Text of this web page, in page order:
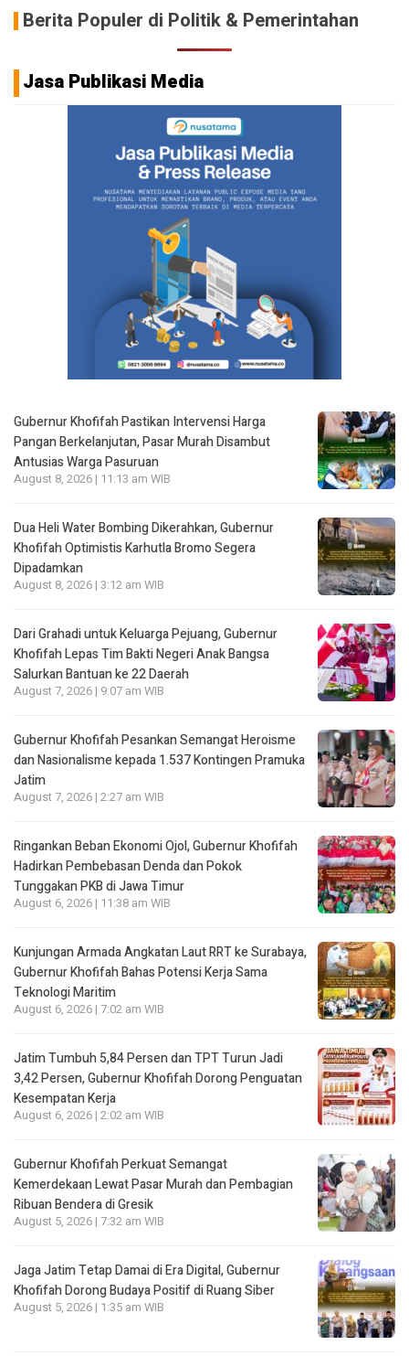
Berita Populer di Politik & Pemerintahan
Jasa Publikasi Media
Gubernur Khofifah Pastikan Intervensi Harga
Pangan Berkelanjutan, Pasar Murah Disambut
Antusias Warga Pasuruan
August 8, 2026 | 11:13 am WIB
Dua Heli Water Bombing Dikerahkan, Gubernur
Khofifah Optimistis Karhutla Bromo Segera
Dipadamkan
August 8, 2026 | 3:12 am WIB
Dari Grahadi untuk Keluarga Pejuang, Gubernur
Khofifah Lepas Tim Bakti Negeri Anak Bangsa
Salurkan Bantuan ke 22 Daerah
August 7, 2026 | 9:07 am WIB
Gubernur Khofifah Pesankan Semangat Heroisme
dan Nasionalisme kepada 1.537 Kontingen Pramuka
Jatim
August 7, 2026 | 2:27 am WIB
Ringankan Beban Ekonomi Ojol, Gubernur Khofifah
Hadirkan Pembebasan Denda dan Pokok
Tunggakan PKB di Jawa Timur
August 6, 2026 | 11:38 am WIB
Kunjungan Armada Angkatan Laut RRT ke Surabaya,
Gubernur Khofifah Bahas Potensi Kerja Sama
Teknologi Maritim
August 6, 2026 | 7:02 am WIB
Jatim Tumbuh 5,84 Persen dan TPT Turun Jadi
3,42 Persen, Gubernur Khofifah Dorong Penguatan
Kesempatan Kerja
August 6, 2026 | 2:02 am WIB
Gubernur Khofifah Perkuat Semangat
Kemerdekaan Lewat Pasar Murah dan Pembagian
Ribuan Bendera di Gresik
August 5, 2026 | 7:32 am WIB
Jaga Jatim Tetap Damai di Era Digital, Gubernur
Khofifah Dorong Budaya Positif di Ruang Siber
August 5, 2026 | 1:35 am WIB